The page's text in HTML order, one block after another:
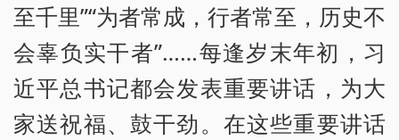
至千里”“为者常成，行者常至，历史不
会辜负实干者”……每逢岁末年初，习
近平总书记都会发表重要讲话，为大
家送祝福、鼓干劲。在这些重要讲话